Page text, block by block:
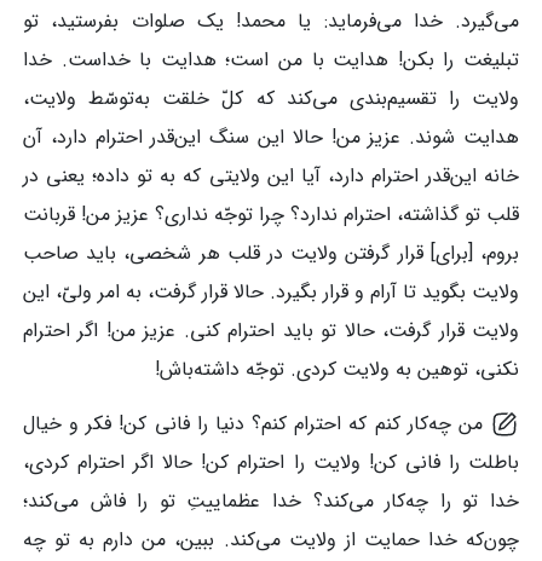
می‌گیرد. خدا می‌فرماید: یا محمد! یک صلوات بفرستید، تو
تبلیغت را بکن! هدایت با من است؛ هدایت با خداست. خدا
ولایت را تقسیم‌بندی می‌کند که کلّ خلقت به‌توسّط ولایت،
هدایت شوند. عزیز من! حالا این سنگ این‌قدر احترام دارد، آن
خانه این‌قدر احترام دارد، آیا این ولایتی که به تو داده؛ یعنی در
قلب تو گذاشته، احترام ندارد؟ چرا توجّه نداری؟ عزیز من! قربانت
بروم، [برای] قرار گرفتن ولایت در قلب هر شخصی، باید صاحب
ولایت بگوید تا آرام و قرار بگیرد. حالا قرار گرفت، به امر ولیّ، این
ولایت قرار گرفت، حالا تو باید احترام کنی. عزیز من! اگر احترام
نکنی، توهین به ولایت کردی. توجّه داشته‌باش!
من چه‌کار کنم که احترام کنم؟ دنیا را فانی کن! فکر و خیال
باطلت را فانی کن! ولایت را احترام کن! حالا اگر احترام کردی،
خدا تو را چه‌کار می‌کند؟ خدا عظماییتِ تو را فاش می‌کند؛
چون‌که خدا حمایت از ولایت می‌کند. ببین، من دارم به تو چه